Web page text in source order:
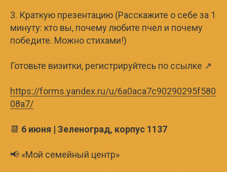
3. Краткую презентацию (Расскажите о себе за 1
минуту: кто вы, почему любите пчел и почему
победите. Можно стихами!)
Готовьте визитки, регистрируйтесь по ссылке ↗️
https://forms.yandex.ru/u/6a0aca7c90290295f580
08a7/
📆 6 июня | Зеленоград, корпус 1137
📢 «Мой семейный центр»